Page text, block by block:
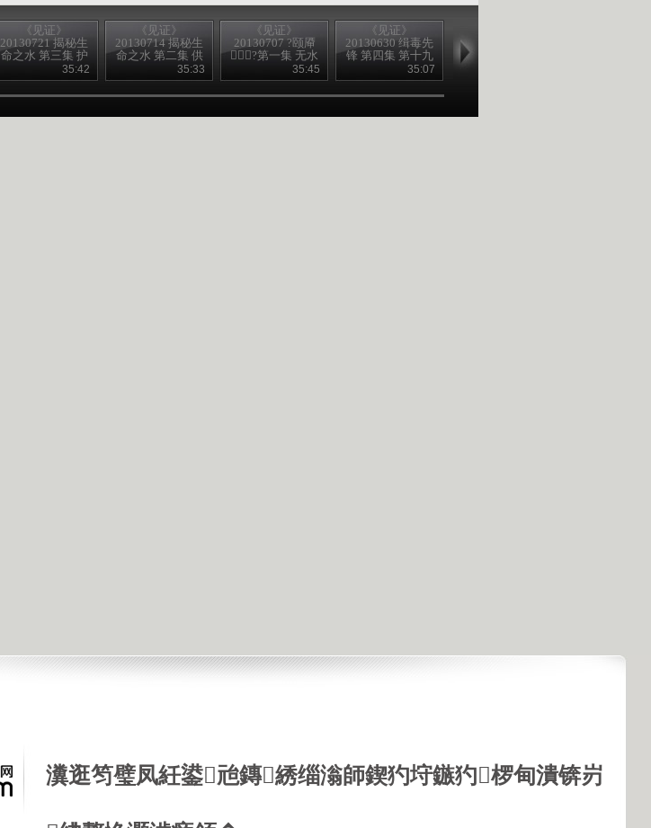
瀵逛笉璧凤紝鍙兘鏄綉缁滃師鍥犳垨鏃犳椤甸潰锛岃
《见证》
20130721 揭秘生
命之水 第三集 护
35:42
《见证》
20130714 揭秘生
命之水 第二集 供
35:33
《见证》
20130707 ?颐厣
?第一集 无水
35:45
《见证》
20130630 缉毒先
锋 第四集 第十九
35:07
20130629 缉毒先
锋 第三集 刀尖上